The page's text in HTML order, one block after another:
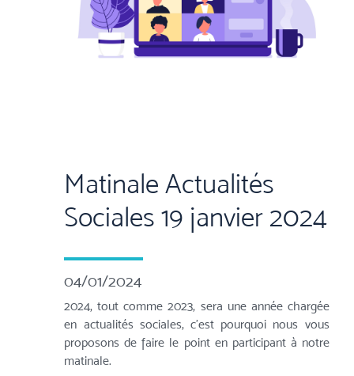
Matinale Actualités
Sociales 19 janvier 2024
04/01/2024
2024, tout comme 2023, sera une année chargée
en actualités sociales, c'est pourquoi nous vous
proposons de faire le point en participant à notre
matinale.